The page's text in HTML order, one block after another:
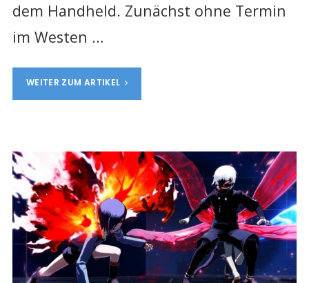
dem Handheld. Zunächst ohne Termin
im Westen …
WEITER ZUM ARTIKEL